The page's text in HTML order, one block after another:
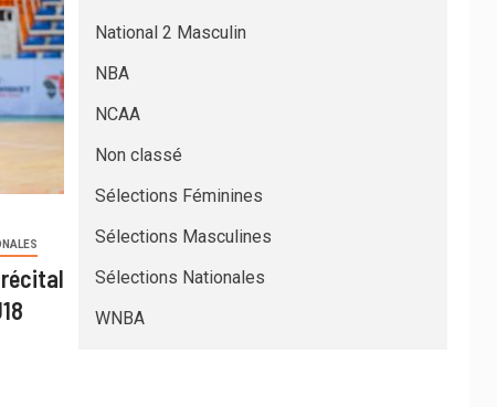
National 2 Masculin
NBA
NCAA
Non classé
Sélections Féminines
Sélections Masculines
Sélections Nationales
WNBA